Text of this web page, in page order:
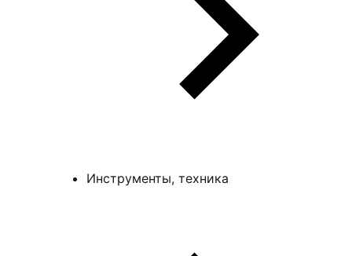
Инструменты, техника